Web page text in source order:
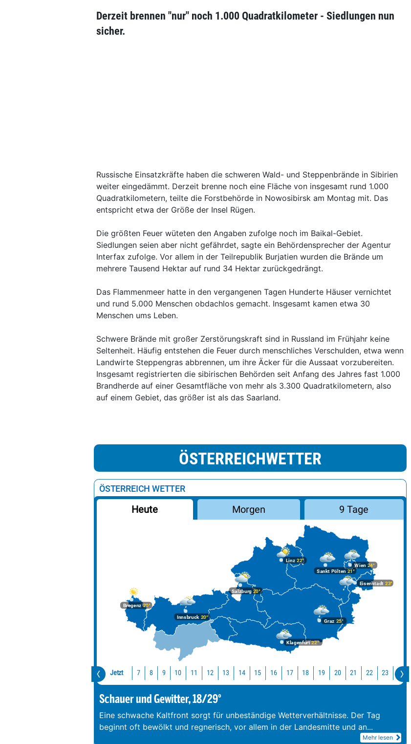
Derzeit brennen "nur" noch 1.000 Quadratkilometer - Siedlungen nun
sicher.
Russische Einsatzkräfte haben die schweren Wald- und Steppenbrände in Sibirien
weiter eingedämmt. Derzeit brenne noch eine Fläche von insgesamt rund 1.000
Quadratkilometern, teilte die Forstbehörde in Nowosibirsk am Montag mit. Das
entspricht etwa der Größe der Insel Rügen.
Die größten Feuer wüteten den Angaben zufolge noch im Baikal-Gebiet.
Siedlungen seien aber nicht gefährdet, sagte ein Behördensprecher der Agentur
Interfax zufolge. Vor allem in der Teilrepublik Burjatien wurden die Brände um
mehrere Tausend Hektar auf rund 34 Hektar zurückgedrängt.
Das Flammenmeer hatte in den vergangenen Tagen Hunderte Häuser vernichtet
und rund 5.000 Menschen obdachlos gemacht. Insgesamt kamen etwa 30
Menschen ums Leben.
Schwere Brände mit großer Zerstörungskraft sind in Russland im Frühjahr keine
Seltenheit. Häufig entstehen die Feuer durch menschliches Verschulden, etwa wenn
Landwirte Steppengras abbrennen, um ihre Äcker für die Aussaat vorzubereiten.
Insgesamt registrierten die sibirischen Behörden seit Anfang des Jahres fast 1.000
Brandherde auf einer Gesamtfläche von mehr als 3.300 Quadratkilometern, also
auf einem Gebiet, das größer ist als das Saarland.
ÖSTERREICHWETTER
ÖSTERREICH WETTER
Heute Morgen 9 Tage
Bregenz20°
Graz 25°
Innsbruck20°
Klagenfurt22°
Linz 22°
Salzburg20°
Wien 24°
Eisenstadt 23°
Sankt Pölten 21°
Jetzt 7 8 9 10 11 12 13 14 15 16 17 18 19 20 21 22 23 0
Schauer und Gewitter, 18/29°
Eine schwache Kaltfront sorgt für unbeständige Wetterverhältnisse. Der Tag
beginnt oft bewölkt und regnerisch, vor allem in der Landesmitte und an...
Mehr lesen